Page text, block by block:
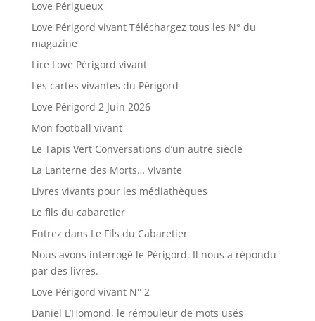
Love Périgueux
Love Périgord vivant Téléchargez tous les N° du
magazine
Lire Love Périgord vivant
Les cartes vivantes du Périgord
Love Périgord 2 Juin 2026
Mon football vivant
Le Tapis Vert Conversations d’un autre siècle
La Lanterne des Morts… Vivante
Livres vivants pour les médiathèques
Le fils du cabaretier
Entrez dans Le Fils du Cabaretier
Nous avons interrogé le Périgord. Il nous a répondu
par des livres.
Love Périgord vivant N° 2
Daniel L’Homond, le rémouleur de mots usés